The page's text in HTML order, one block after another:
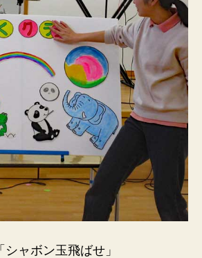
ャボン玉飛ばせ」